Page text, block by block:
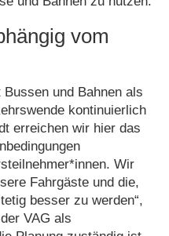
vom
und Bahnen als
kontinuierlich
erreichen wir hier das
Wir
Fahrgäste und die,
besser zu werden“,
VAG als